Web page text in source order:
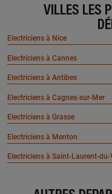
VALLAURIS
En savoir plus
ANDREAS ROSS
CANNET
En savoir plus
ADRIEN MATOS AP
171 chemin des vieux
VILLES LES
Electriciens à Nice
Electriciens à Cannes
Electriciens à Antibes
Electriciens à Cagnes-sur-Mer
Electriciens à Grasse
Electriciens à Menton
Electriciens à Saint-Laurent-du-